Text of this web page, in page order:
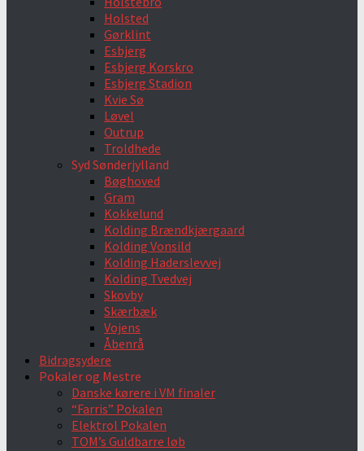
Holsted
Gørklint
Esbjerg
Esbjerg Korskro
Esbjerg Stadion
Kvie Sø
Løvel
Outrup
Troldhede
Syd Sønderjylland
Bøghoved
Gram
Kokkelund
Kolding Brændkjærgaard
Kolding Vonsild
Kolding Haderslevvej
Kolding Tvedvej
Skovby
Skærbæk
Vojens
Åbenrå
Bidragsydere
Pokaler og Mestre
Danske kørere i VM finaler
“Farris” Pokalen
Elektrol Pokalen
TOM’s Guldbarre løb